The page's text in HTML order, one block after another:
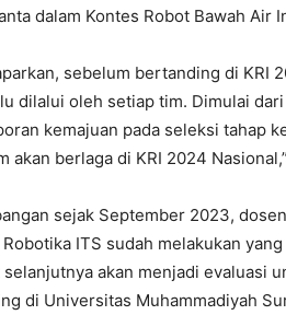
dalam Kontes Robot Bawah Air
sebelum bertanding di KRI
dilalui oleh setiap tim. Dimulai
kemajuan pada seleksi tahap
akan berlaga di KRI 2024
sejak September 2023,
ITS sudah melakukan
akan menjadi evaluasi
di Universitas Muhammadiyah